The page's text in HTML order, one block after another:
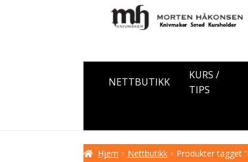
Hopp
til
Hopp
til
NETTBUTIKK
KURS /
TIPS
Hjem Nettbutikk Produkter tagget